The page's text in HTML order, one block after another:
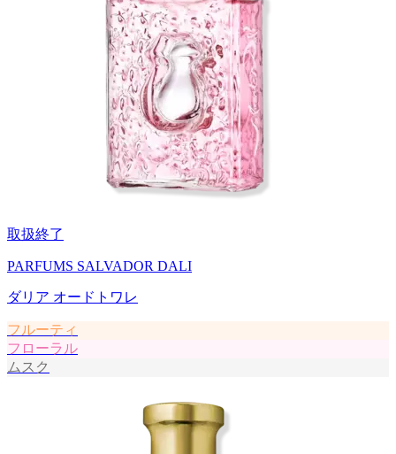
取扱終了
PARFUMS SALVADOR DALI
ダリア オードトワレ
フルーティ
フローラル
ムスク